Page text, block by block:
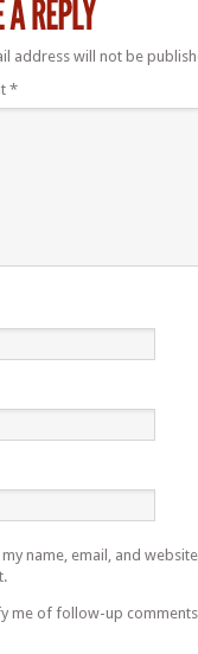
address will not be
*
my name, email, and
me of follow-up